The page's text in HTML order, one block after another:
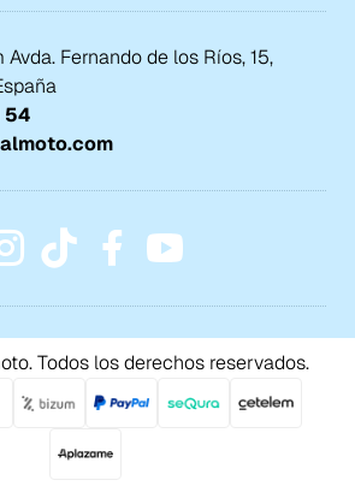
Fernando de los Ríos, 15,
54
Todos los derechos reservados.